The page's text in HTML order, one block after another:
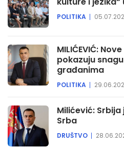
POLITIKA
MILIĆEVIĆ:
pokazuju
građanima
POLITIKA
Milićević:
Srba
DRUŠTVO